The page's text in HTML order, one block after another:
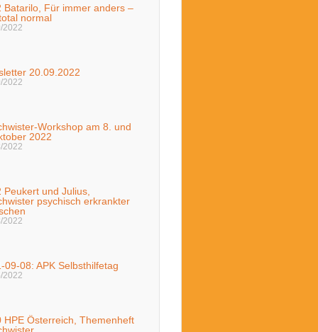
Batarilo, Für immer anders –
normal
2022
20.09.2022
2022
Workshop am 8. und
2022
2022
Peukert und Julius,
psychisch erkrankter
2022
09-08: APK Selbsthilfetag
2022
HPE Österreich, Themenheft